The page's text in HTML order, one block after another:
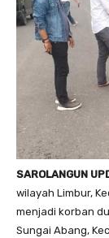
SAROLANGUN
wilayah Limbur,
menjadi korban
Sungai Abang,